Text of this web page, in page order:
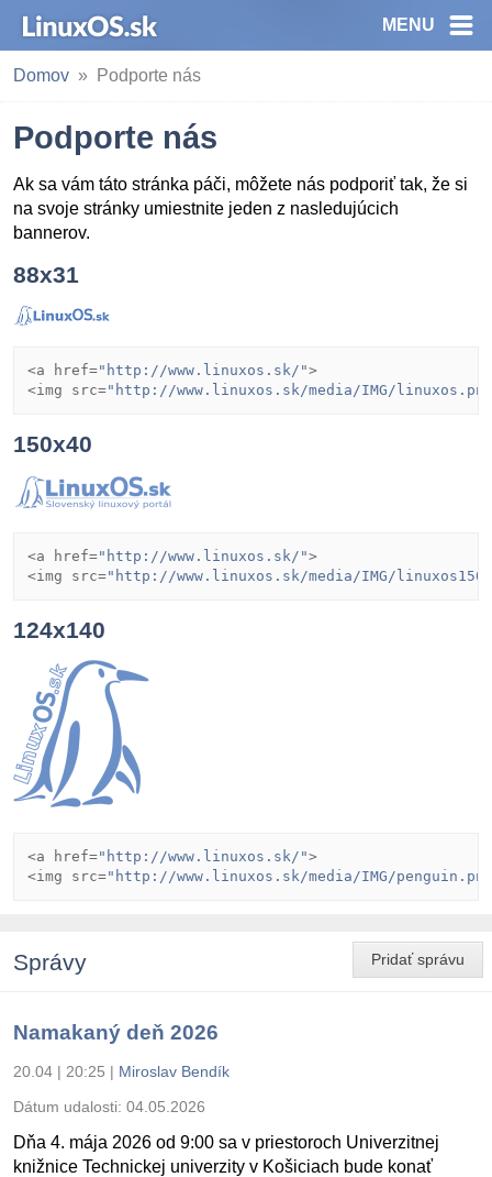
MENU
Domov Podporte nás
Podporte nás
Ak sa vám táto stránka páči, môžete nás podporiť tak, že si
na svoje stránky umiestnite jeden z nasledujúcich
bannerov.
88x31
<a href="http://www.linuxos.sk/">
<img src="http://www.linuxos.sk/media/IMG/
150x40
<a href="http://www.linuxos.sk/">
<img src="http://www.linuxos.sk/media/IMG/
124x140
<a href="http://www.linuxos.sk/">
<img src="http://www.linuxos.sk/media/IMG/
Pridať správu
Správy
Namakaný deň 2026
20.04 | 20:25 | Miroslav Bendík
Dátum udalosti: 04.05.2026
Dňa 4. mája 2026 od 9:00 sa v priestoroch Univerzitnej
knižnice Technickej univerzity v Košiciach bude konať